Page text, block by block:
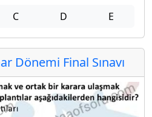
C D E
Dönemi Final Sınavı